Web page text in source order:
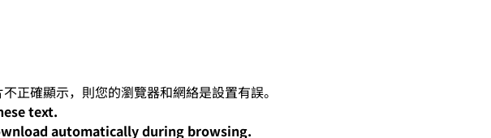
text.
automatically during browsing.